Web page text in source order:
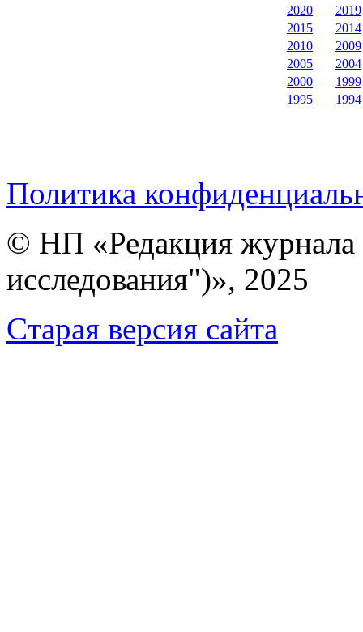
2020
2019
2015
2014
2010
2009
2005
2004
2000
1999
1995
1994
Политика
© НП «Редакция
исследования")», 2025
Cтарая версия сайта